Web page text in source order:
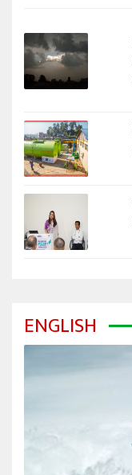
ENGLISH